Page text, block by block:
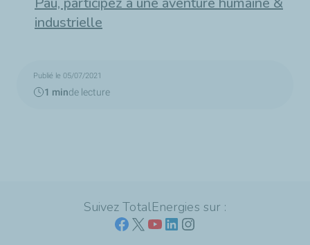
industrielle
Publié le 05/07/2021
1 minde lecture
Suivez TotalEnergies sur :